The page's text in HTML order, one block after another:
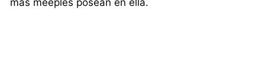
más meeples posean en ella.